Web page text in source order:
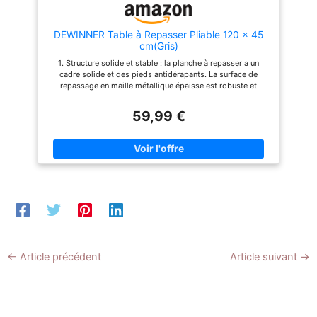
expertise reconnue dans
conçoit cette table à repasser
enfant et de pieds robustes et
épais
DEWINNER Table à Repasser Pliable 120 x 45
cm(Gris)
1. Structure solide et stable : la planche à repasser a un
cadre solide et des pieds antidérapants. La surface de
repassage en maille métallique épaisse est robuste et
garantissant que la surface de travail est sûre et fiable, et le
l’effet de repassage est impeccable. Peut être difficile.
et le dispositif de réglage est très pratique. Il ne faut que
quelques secondes pour s'ajuster à la hauteur qui vous
convient (la plage de réglage de la hauteur est : 72-92 cm).
exclusif en fer : la planche a repasser adopte une
pendant que le fer est en place. Le cordon d'alimentation a
59,99 €
← Article précédent Article suivant →